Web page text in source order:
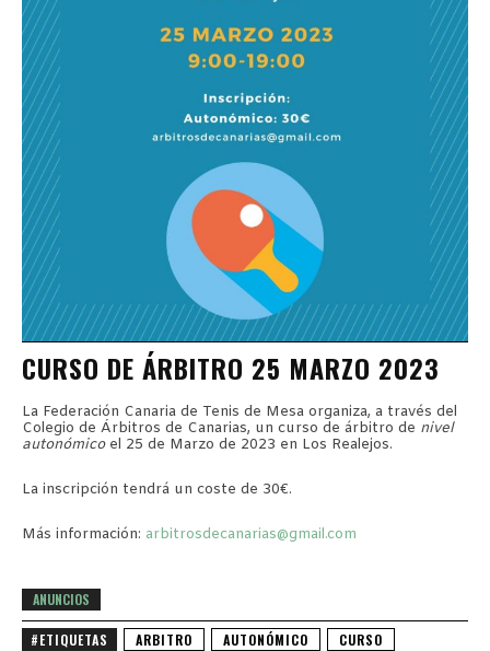
CURSO DE ÁRBITRO 25 MARZO 2023
La Federación Canaria de Tenis de Mesa organiza, a través del
Colegio de Árbitros de Canarias, un curso de árbitro de nivel
autonómicoel 25 de Marzo de 2023 en Los Realejos.
La inscripción tendrá un coste de 30€.
Más información: arbitrosdecanarias@gmail.com
ANUNCIOS
#ETIQUETAS ARBITRO AUTONÓMICO
CURSO